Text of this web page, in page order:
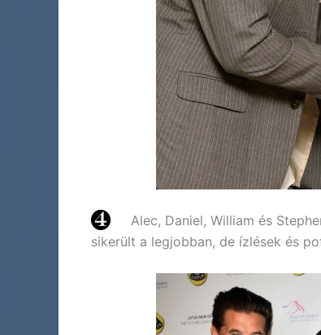
Alec, Daniel, William és
sikerült a legjobban, de ízlések és